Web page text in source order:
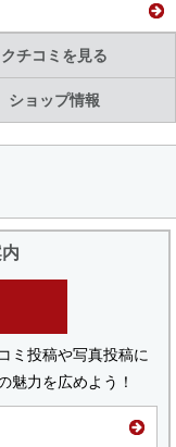
クチコミを見る
ショップ情報
ミ投稿や写真投稿に
魅力を広めよう！